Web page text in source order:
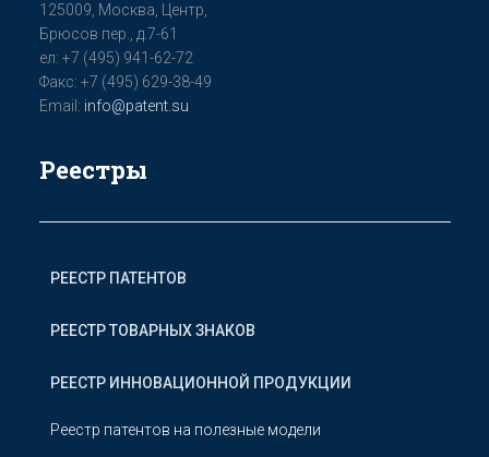
125009, Мoсква, Цeнтр,
Бpюсoв пер., д.7-61
ел: +7 (495) 941-62-72
Факс: +7 (495) 629-38-49
Email: info@patent.su
Реестры
РЕЕСТР ПАТЕНТОВ
РЕЕСТР ТОВАРНЫХ ЗНАКОВ
РЕЕСТР ИННОВАЦИОННОЙ ПРОДУКЦИИ
Реестр патентов на полезные модели